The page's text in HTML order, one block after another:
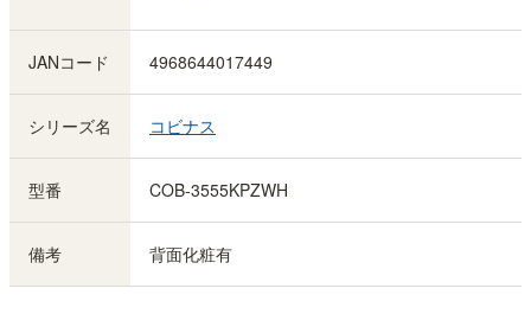
JANコード 4968644017449
シリーズ名 コビナス
型番 COB-3555KPZWH
備考 背面化粧有